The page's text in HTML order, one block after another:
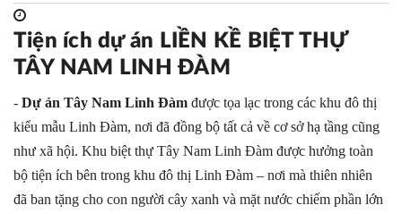
Tiện ích dự án LIỀN KỀ BIỆT THỰ
TÂY NAM LINH ĐÀM
- Dự án Tây Nam Linh Đàm được tọa lạc trong các khu đô thị
kiểu mẫu Linh Đàm, nơi đã đồng bộ tất cả về cơ sở hạ tầng cũng
như xã hội. Khu biệt thự Tây Nam Linh Đàm được hưởng toàn
bộ tiện ích bên trong khu đô thị Linh Đàm – nơi mà thiên nhiên
đã ban tặng cho con người cây xanh và mặt nước chiếm phần lớn